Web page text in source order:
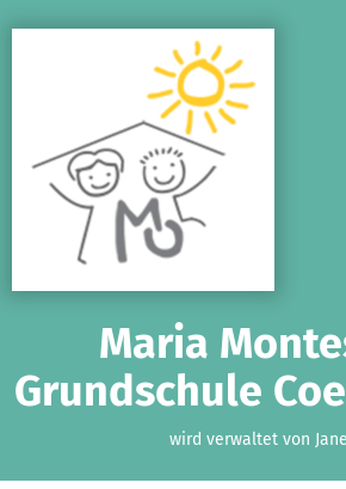
Maria
Grundschule
wird verwaltet von